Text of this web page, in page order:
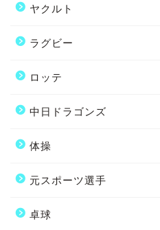
ヤクルト
ラグビー
ロッテ
中日ドラゴンズ
体操
元スポーツ選手
卓球